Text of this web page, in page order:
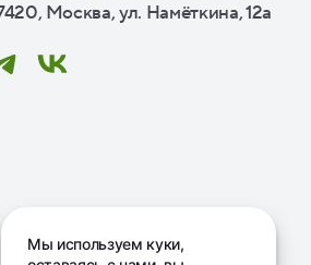
согласие на обработку моих
Москва, ул. Намёткина, 12а
Мы используем куки,